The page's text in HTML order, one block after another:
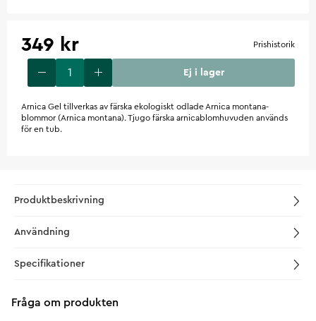
349 kr Prishistorik
Ej i lager
Arnica Gel tillverkas av färska ekologiskt odlade Arnica montana-
blommor (Arnica montana). Tjugo färska arnicablomhuvuden används
för en tub.
Produktbeskrivning
Användning
Specifikationer
Fråga om produkten